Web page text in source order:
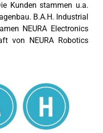
Kunden stammen u.a.
B.A.H. Industrial
NEURA Electronics
von NEURA Robotics